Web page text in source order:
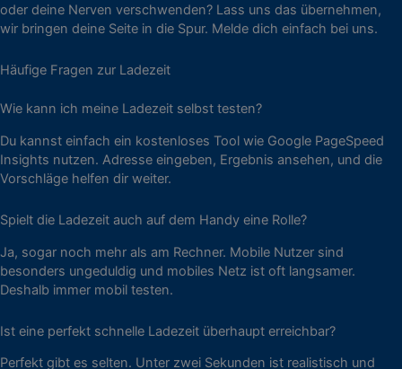
oder deine Nerven verschwenden? Lass uns das übernehmen,
wir bringen deine Seite in die Spur. Melde dich einfach bei uns.
Häufige Fragen zur Ladezeit
Wie kann ich meine Ladezeit selbst testen?
Du kannst einfach ein kostenloses Tool wie Google PageSpeed
Insights nutzen. Adresse eingeben, Ergebnis ansehen, und die
Vorschläge helfen dir weiter.
Spielt die Ladezeit auch auf dem Handy eine Rolle?
Ja, sogar noch mehr als am Rechner. Mobile Nutzer sind
besonders ungeduldig und mobiles Netz ist oft langsamer.
Deshalb immer mobil testen.
Ist eine perfekt schnelle Ladezeit überhaupt erreichbar?
Perfekt gibt es selten. Unter zwei Sekunden ist realistisch und